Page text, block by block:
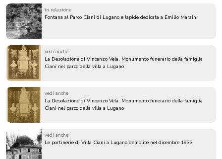
in relazione
Fontana al Parco Ciani di Lugano e lapide dedicata a Emilio Maraini
vedi anche
La Desolazione di Vincenzo Vela. Monumento funerario della famiglia
Ciani nel parco della villa a Lugano
vedi anche
La Desolazione di Vincenzo Vela. Monumento funerario della famiglia
Ciani nel parco della villa a Lugano
vedi anche
Le portinerie di Villa Ciani a Lugano demolite nel dicembre 1933